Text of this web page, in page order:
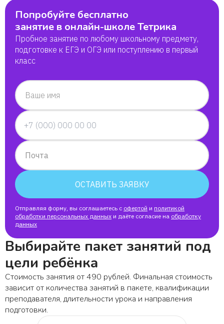
Попробуйте бесплатно
занятие в онлайн-школе Тетрика
Пробное занятие по любому школьному предмету,
подготовке к ЕГЭ и ОГЭ или поступлению в первый
класс
Ваше имя
Почта
ОСТАВИТЬ ЗАЯВКУ
Отправляя форму, вы соглашаетесь с офертой и политикой
обработки персональных данных и даёте согласие на обработку
данных
Выбирайте пакет занятий под
цели ребёнка
Стоимость занятия от 490 рублей. Финальная стоимость
зависит от количества занятий в пакете, квалификации
преподавателя, длительности урока и направления
подготовки.